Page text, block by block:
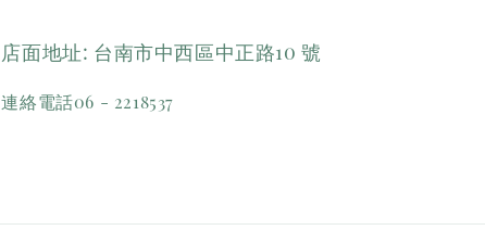
店面地址: 台南市中西區中正路10 號
連絡電話06 - 2218537